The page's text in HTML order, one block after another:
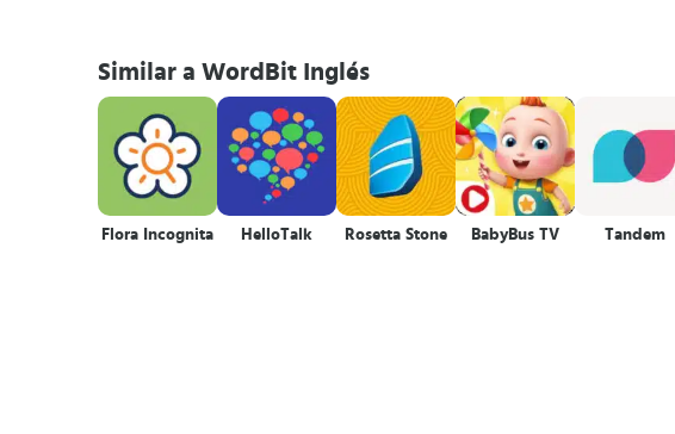
Similar a WordBit Inglés
Flora Incognita HelloTalk Rosetta Stone BabyBus TV Tandem